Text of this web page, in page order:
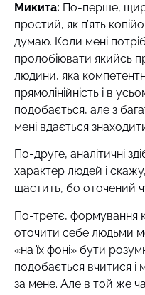
Микита: По-перше,
простий, як п’ять
думаю. Коли мені
пролобіювати якийсь
людини, яка
прямолінійність і в
подобається, але з
мені вдається
По-друге, аналітичні
характер людей і
щастить, бо оточений
По-третє, формування
оточити себе людьми
«на їх фоні» бути
подобається вчитися і
за мене. Але в той же